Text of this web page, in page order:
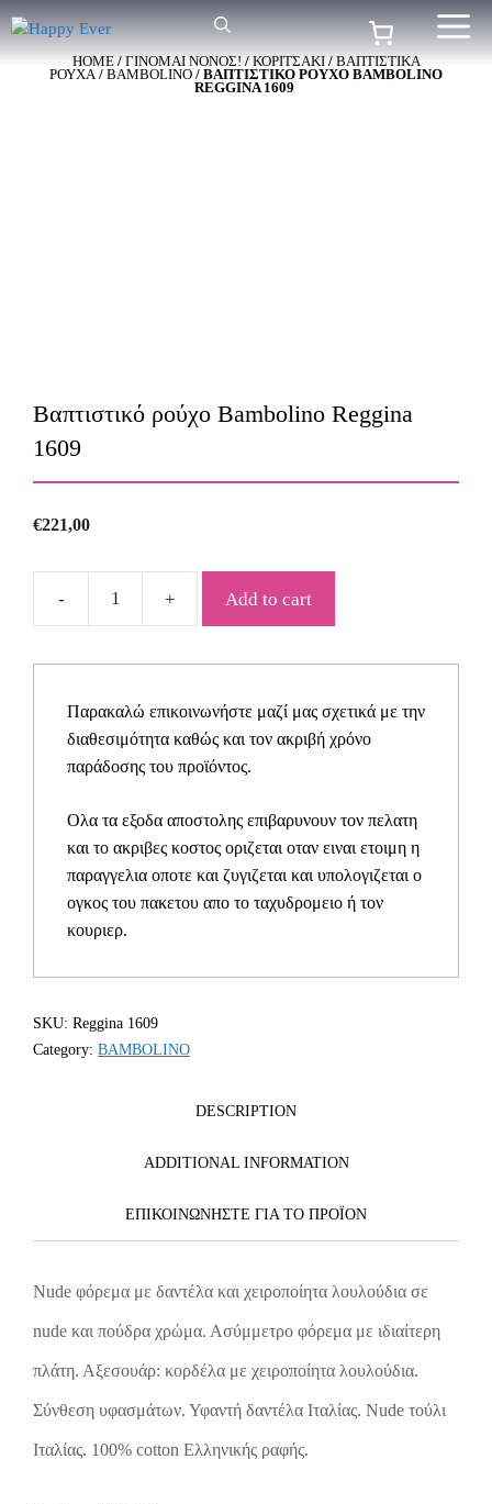
Μετάβαση
σε
περιεχόμενοHOME/ΓΙΝΟΜΑΙ ΝΟΝΟΣ!/ΚΟΡΙΤΣΑΚΙ/ΒΑΠΤΙΣΤΙΚΑ
ΡΟΥΧΑ/ BAMBOLINO / ΒΑΠΤΙΣΤΙΚΌ ΡΟΎΧΟ BAMBOLINO
REGGINA 1609
Βαπτιστικό ρούχο Bambolino Reggina
1609
€221,00
Βαπτιστικό
Bambolino
1609
quantity
Add to cart
Παρακαλώ επικοινωνήστε μαζί μας σχετικά με την
διαθεσιμότητα καθώς και τον ακριβή χρόνο
παράδοσης του προϊόντος.
Ολα τα εξοδα αποστολης επιβαρυνουν τον πελατη
και το ακριβες κοστος οριζεται οταν ειναι ετοιμη η
παραγγελια οποτε και ζυγιζεται και υπολογιζεται ο
ογκος του πακετου απο το ταχυδρομειο ή τον
κουριερ.
SKU: Reggina 1609
Category: BAMBOLINO
DESCRIPTION
ADDITIONAL INFORMATION
ΕΠΙΚΟΙΝΩΝΗΣΤΕ ΓΙΑ ΤΟ ΠΡΟΪOΝ
Nude φόρεμα με δαντέλα και χειροποίητα λουλούδια σε
nude και πούδρα χρώμα. Ασύμμετρο φόρεμα με ιδιαίτερη
πλάτη. Αξεσουάρ: κορδέλα με χειροποίητα λουλούδια.
Σύνθεση υφασμάτων. Υφαντή δαντέλα Ιταλίας. Nude τούλι
Ιταλίας. 100% cotton Ελληνικής ραφής.